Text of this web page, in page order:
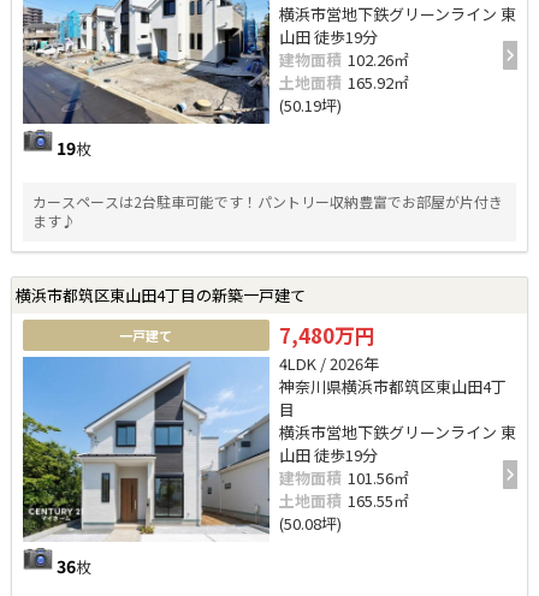
19枚
横浜市営地下鉄グリーンライン 東
山田 徒歩19分
建物面積 102.26㎡
土地面積 165.92㎡
(50.19坪)
カースペースは2台駐車可能です！パントリー収納豊富でお部屋が片付き
ます♪
横浜市都筑区東山田4丁目の新築一戸建て
一戸建て
36枚
7,480万円
4LDK / 2026年
神奈川県横浜市都筑区東山田4丁
目
横浜市営地下鉄グリーンライン 東
山田 徒歩19分
建物面積 101.56㎡
土地面積 165.55㎡
(50.08坪)